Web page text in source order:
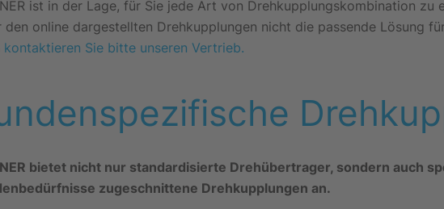
ist in der Lage, für Sie jede Art von Drehkupplungskombination zu
den online dargestellten Drehkupplungen nicht die passende Lösung
kontaktieren Sie bitte unseren Vertrieb.
bietet nicht nur standardisierte Drehübertrager, sondern auch
zugeschnittene Drehkupplungen an.